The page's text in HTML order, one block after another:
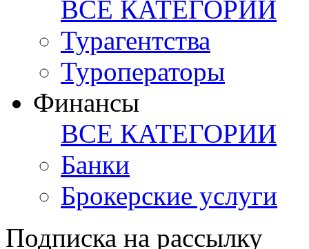
ВСЕ КАТЕГОРИИ
Турагентства
Туроператоры
Финансы
ВСЕ КАТЕГОРИИ
Банки
Брокерские услуги
Подписка на рассылку